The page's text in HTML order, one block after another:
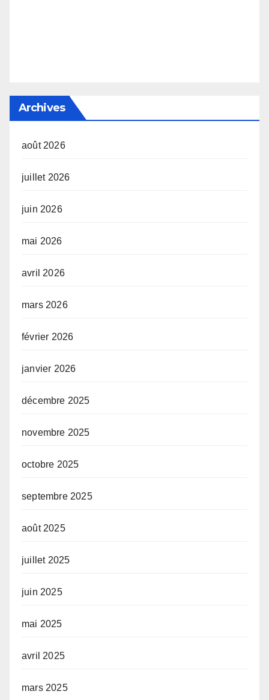
Archives
août 2026
juillet 2026
juin 2026
mai 2026
avril 2026
mars 2026
février 2026
janvier 2026
décembre 2025
novembre 2025
octobre 2025
septembre 2025
août 2025
juillet 2025
juin 2025
mai 2025
avril 2025
mars 2025